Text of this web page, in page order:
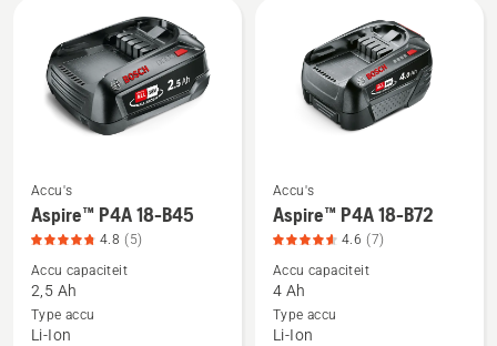
productbeoordeling
Bekijk
meer
details
over
Aspire™
P4A
Accu's
Aspire™ P4A 18-B45
4.8 (5)
Accu capaciteit
2,5 Ah
Type accu
Li-Ion
Bekijk
meer
details
over
Aspire™
P4A
Accu's
Aspire™ P4A 18-B72
4.6 (7)
Accu capaciteit
4 Ah
Type accu
Li-Ion